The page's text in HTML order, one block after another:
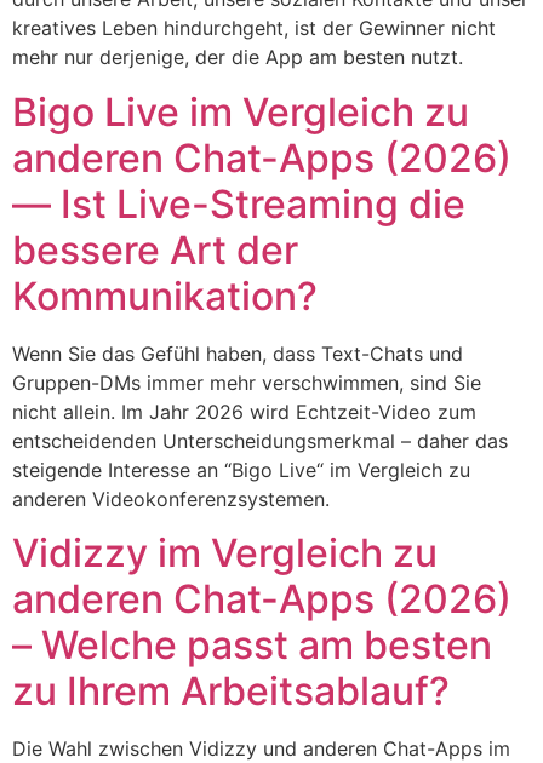
kreatives Leben hindurchgeht, ist der Gewinner nicht
mehr nur derjenige, der die App am besten nutzt.
Bigo Live im Vergleich zu
anderen Chat-Apps (2026)
— Ist Live-Streaming die
bessere Art der
Kommunikation?
Wenn Sie das Gefühl haben, dass Text-Chats und
Gruppen-DMs immer mehr verschwimmen, sind Sie
nicht allein. Im Jahr 2026 wird Echtzeit-Video zum
entscheidenden Unterscheidungsmerkmal – daher das
steigende Interesse an “Bigo Live“ im Vergleich zu
anderen Videokonferenzsystemen.
Vidizzy im Vergleich zu
anderen Chat-Apps (2026)
– Welche passt am besten
zu Ihrem Arbeitsablauf?
Die Wahl zwischen Vidizzy und anderen Chat-Apps im